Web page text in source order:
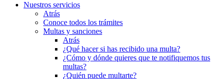
Nuestros servicios
Atrás
Conoce todos los trámites
Multas y sanciones
Atrás
¿Qué hacer si has recibido una multa?
¿Cómo y dónde quieres que te notifiquemos tus
multas?
¿Quién puede multarte?